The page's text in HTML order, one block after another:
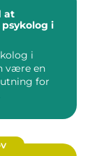
at
i
i
være en
for